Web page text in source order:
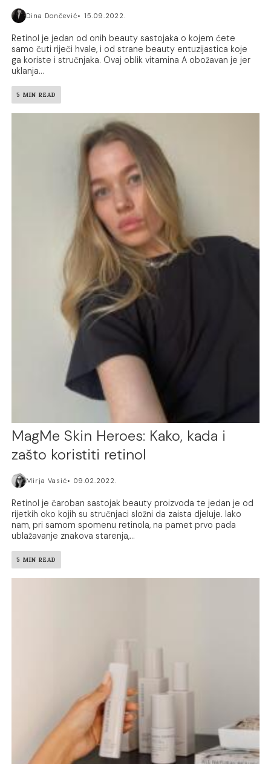
Dina Dončević 15.09.2022.
Retinol je jedan od onih beauty sastojaka o kojem ćete
samo čuti riječi hvale, i od strane beauty entuzijastica koje
ga koriste i stručnjaka. Ovaj oblik vitamina A obožavan je jer
uklanja...
5 MIN READ
MagMe Skin Heroes: Kako, kada i
zašto koristiti retinol
Mirja Vasić 09.02.2022.
Retinol je čaroban sastojak beauty proizvoda te jedan je od
rijetkih oko kojih su stručnjaci složni da zaista djeluje. Iako
nam, pri samom spomenu retinola, na pamet prvo pada
ublažavanje znakova starenja,...
5 MIN READ